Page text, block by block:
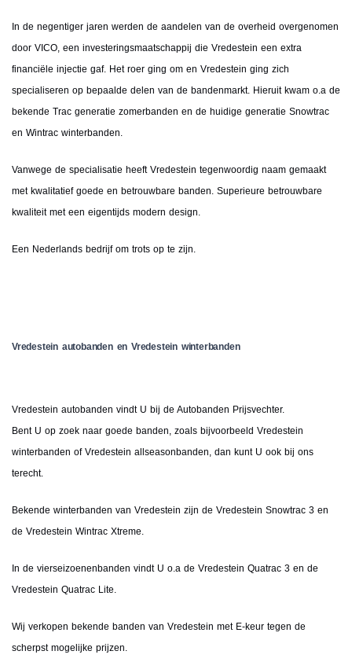
In de negentiger jaren werden de aandelen van de overheid overgenomen
door VICO, een investeringsmaatschappij die Vredestein een extra
financiële injectie gaf. Het roer ging om en Vredestein ging zich
specialiseren op bepaalde delen van de bandenmarkt. Hieruit kwam o.a de
bekende Trac generatie zomerbanden en de huidige generatie Snowtrac
en Wintrac winterbanden.
Vanwege de specialisatie heeft Vredestein tegenwoordig naam gemaakt
met kwalitatief goede en betrouwbare banden. Superieure betrouwbare
kwaliteit met een eigentijds modern design.
Een Nederlands bedrijf om trots op te zijn.
Vredestein autobanden en Vredestein winterbanden
Vredestein autobanden vindt U bij de Autobanden Prijsvechter.
Bent U op zoek naar goede banden, zoals bijvoorbeeld Vredestein
winterbanden of Vredestein allseasonbanden, dan kunt U ook bij ons
terecht.
Bekende winterbanden van Vredestein zijn de Vredestein Snowtrac 3 en
de Vredestein Wintrac Xtreme.
In de vierseizoenenbanden vindt U o.a de Vredestein Quatrac 3 en de
Vredestein Quatrac Lite.
Wij verkopen bekende banden van Vredestein met E-keur tegen de
scherpst mogelijke prijzen.